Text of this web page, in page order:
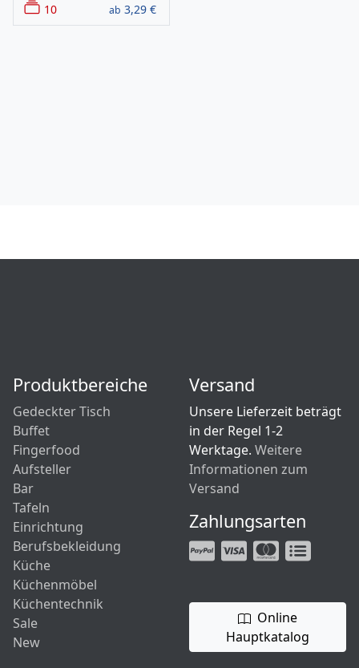
10 ab 3,29 €
Produktbereiche
Gedeckter Tisch
Buffet
Fingerfood
Aufsteller
Bar
Tafeln
Einrichtung
Berufsbekleidung
Küche
Küchenmöbel
Küchentechnik
Sale
New
Versand
Unsere Lieferzeit beträgt
in der Regel 1-2
Werktage. Weitere
Informationen zum
Versand
Zahlungsarten
Online
Hauptkatalog